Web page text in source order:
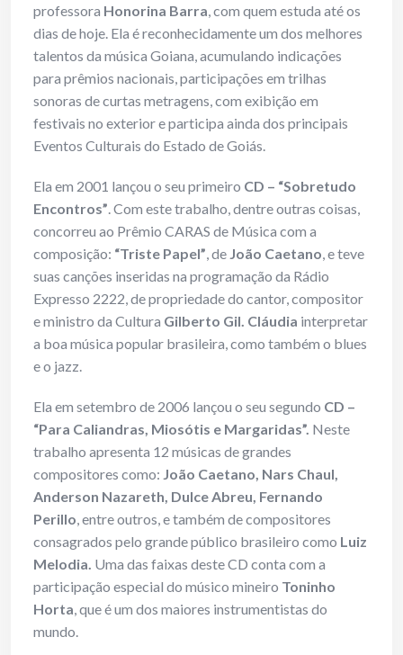
professora Honorina Barra, com quem estuda até os
dias de hoje. Ela é reconhecidamente um dos melhores
talentos da música Goiana, acumulando indicações
para prêmios nacionais, participações em trilhas
sonoras de curtas metragens, com exibição em
festivais no exterior e participa ainda dos principais
Eventos Culturais do Estado de Goiás.
Ela em 2001 lançou o seu primeiro CD – “Sobretudo
Encontros”. Com este trabalho, dentre outras coisas,
concorreu ao Prêmio CARAS de Música com a
composição: “Triste Papel”, de João Caetano, e teve
suas canções inseridas na programação da Rádio
Expresso 2222, de propriedade do cantor, compositor
e ministro da Cultura Gilberto Gil. Cláudia interpretar
a boa música popular brasileira, como também o blues
e o jazz.
Ela em setembro de 2006 lançou o seu segundo CD –
“Para Caliandras, Miosótis e Margaridas”. Neste
trabalho apresenta 12 músicas de grandes
compositores como: João Caetano, Nars Chaul,
Anderson Nazareth, Dulce Abreu, Fernando
Perillo, entre outros, e também de compositores
consagrados pelo grande público brasileiro como Luiz
Melodia. Uma das faixas deste CD conta com a
participação especial do músico mineiro Toninho
Horta, que é um dos maiores instrumentistas do
mundo.